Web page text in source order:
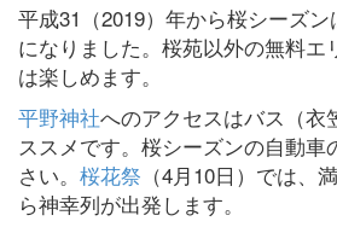
平成31（2019）年から桜シーズン
になりました。桜苑以外の無料エ
は楽しめます。
平野神社へのアクセスはバス（衣
ススメです。桜シーズンの自動車
さい。 桜花祭 （4月10日）では、
ら神幸列が出発します。